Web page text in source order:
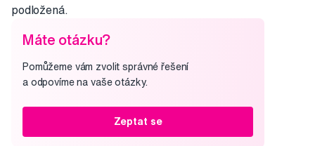
podložená.
Máte otázku?
Pomůžeme vám zvolit správné řešení
a odpovíme na vaše otázky.
Zeptat se